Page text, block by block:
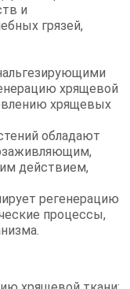
и
грязей,
хрящевой
хрящевых
обладают
действием,
регенерацию
процессы,